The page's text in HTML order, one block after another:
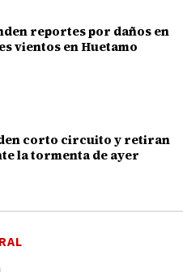
reportes por daños en
vientos en Huetamo
corto circuito y retiran
la tormenta de ayer